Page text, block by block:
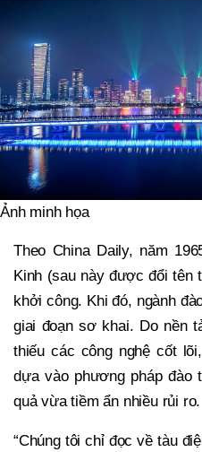
Ảnh minh họa
Theo China Daily, năm
Kinh (sau này được đổi tên
khởi công. Khi đó, ngành
giai đoạn sơ khai. Do nền
thiếu các công nghệ cốt
dựa vào phương pháp đào
quả vừa tiềm ẩn nhiều rủi ro.
“Chúng tôi chỉ đọc về tàu